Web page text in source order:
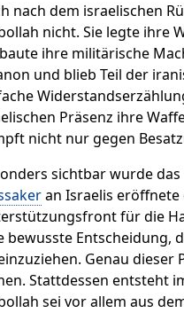
nach dem israelischen
nicht. Sie legte ihre
ihre militärische
und blieb Teil der
Präsenz ihre
nicht nur gegen
sichtbar wurde
an Israelis eröffnete
für die
bewusste Entscheidung,
Genau
Stattdessen entsteht
sei vor allem aus